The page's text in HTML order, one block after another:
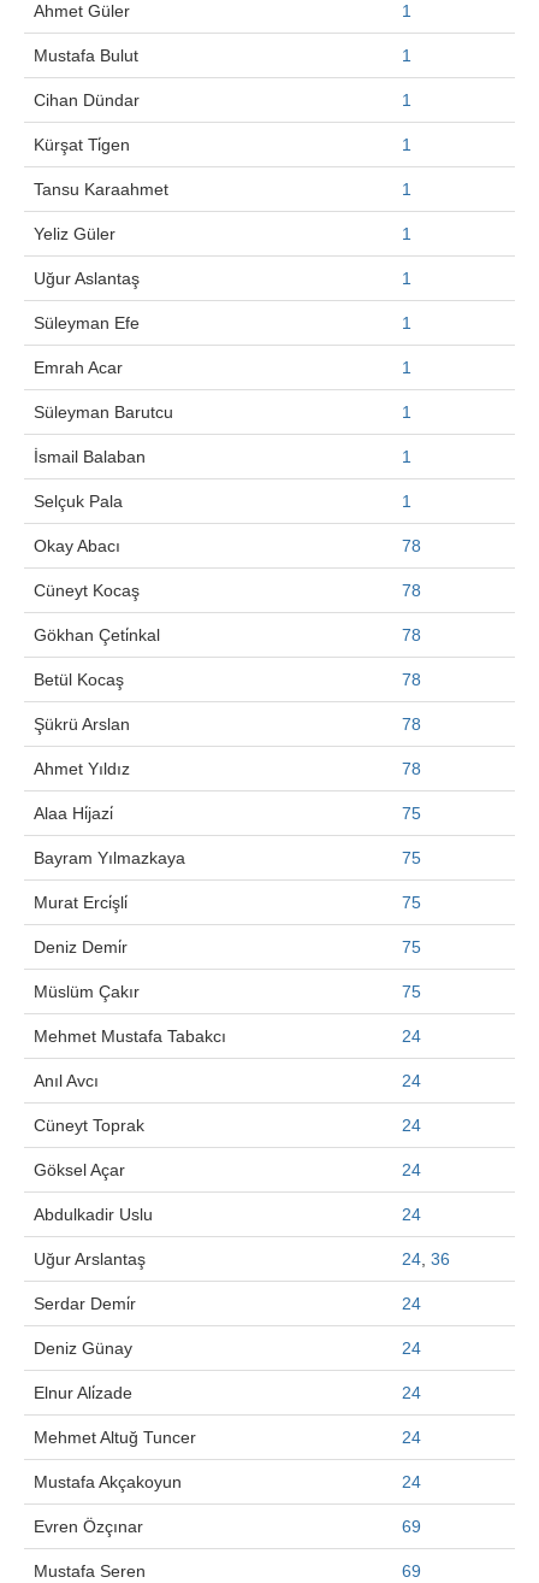
Ahmet Güler 1
Mustafa Bulut 1
Cihan Dündar 1
Kürşat Ti̇gen 1
Tansu Karaahmet 1
Yeliz Güler 1
Uğur Aslantaş 1
Süleyman Efe 1
Emrah Acar 1
Süleyman Barutcu 1
İsmail Balaban 1
Selçuk Pala 1
Okay Abacı 78
Cüneyt Kocaş 78
Gökhan Çeti̇nkal 78
Betül Kocaş 78
Şükrü Arslan 78
Ahmet Yıldız 78
Alaa Hi̇jazi̇ 75
Bayram Yılmazkaya 75
Murat Erci̇şli̇ 75
Deniz Demi̇r 75
Müslüm Çakır 75
Mehmet Mustafa Tabakcı 24
Anıl Avcı 24
Cüneyt Toprak 24
Göksel Açar 24
Abdulkadir Uslu 24
Uğur Arslantaş 24 36
Serdar Demi̇r 24
Deniz Günay 24
Elnur Ali̇zade 24
Mehmet Altuğ Tuncer 24
Mustafa Akçakoyun 24
Evren Özçınar 69
Mustafa Seren 69